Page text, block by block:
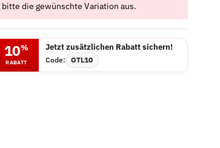
bitte die gewünschte Variation aus.
10%
RABATT
Jetzt zusätzlichen Rabatt sichern!
Code: OTL10